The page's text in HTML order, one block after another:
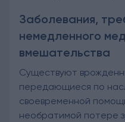
Заболевания,
немедленного
вмешательства
Существуют
передающиеся по
своевременной
необратимой потере